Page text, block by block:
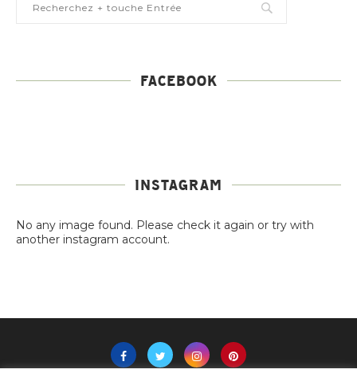
FACEBOOK
INSTAGRAM
No any image found. Please check it again or try with
another instagram account.